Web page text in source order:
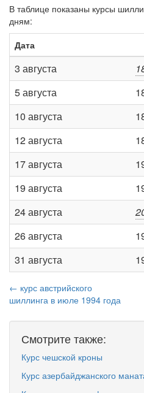
В таблице показаны курсы
дням:
Дата
3 августа
5 августа
10 августа
12 августа
17 августа
19 августа
24 августа
26 августа
31 августа
← курс австрийского
шиллинга в июле 1994 года
Смотрите также:
Курс чешской кроны
Курс азербайджанского